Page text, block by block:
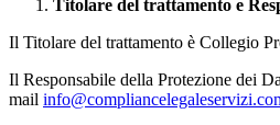
Titolare del trattamento e
Il Titolare del trattamento è Collegio
Il Responsabile della Protezione dei
mail